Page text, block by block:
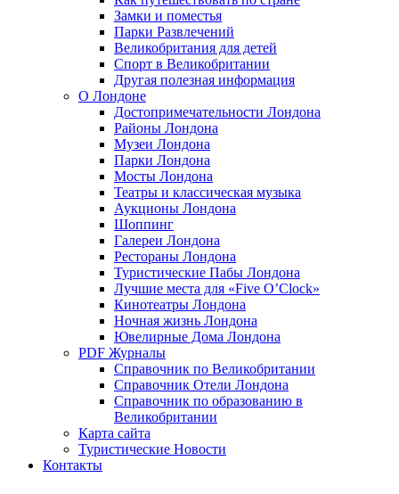
Замки и поместья
Парки Развлечений
Великобритания для детей
Спорт в Великобритании
Другая полезная информация
О Лондоне
Достопримечательности Лондона
Районы Лондона
Музеи Лондона
Парки Лондона
Мосты Лондона
Театры и классическая музыка
Аукционы Лондона
Шоппинг
Галереи Лондона
Рестораны Лондона
Туристические Пабы Лондона
Лучшие места для «Five O’Clock»
Кинотеатры Лондона
Ночная жизнь Лондона
Ювелирные Дома Лондона
PDF Журналы
Справочник по Великобритании
Справочник Отели Лондона
Справочник по образованию в
Великобритании
Карта сайта
Туристические Новости
Контакты